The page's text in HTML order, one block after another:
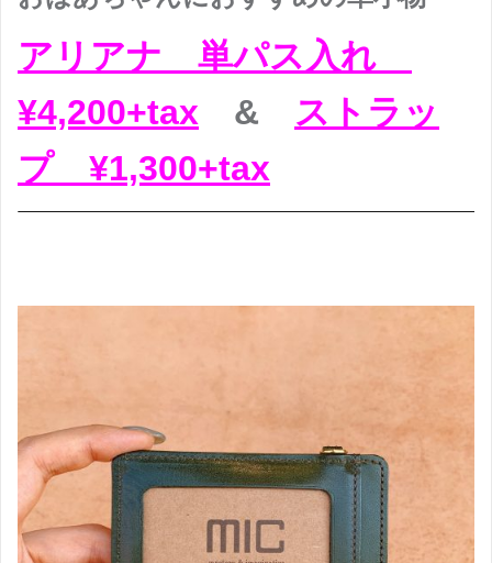
アリアナ 単パス入れ
¥4,200+tax
&
ストラッ
プ ¥1,300+tax